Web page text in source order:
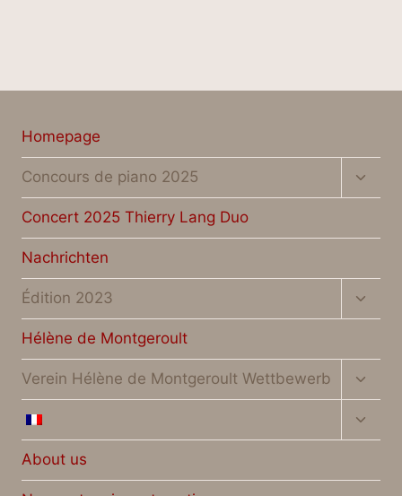
Homepage
Concours de piano 2025
Concert 2025 Thierry Lang Duo
Nachrichten
Édition 2023
Hélène de Montgeroult
Verein Hélène de Montgeroult Wettbewerb
About us